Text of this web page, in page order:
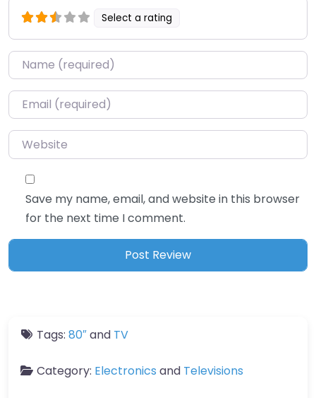
Select a rating
Name*
Email*
Website
Save my name, email, and website in this browser
for the next time I comment.
Tags: 80″and TV
Category: Electronics and Televisions